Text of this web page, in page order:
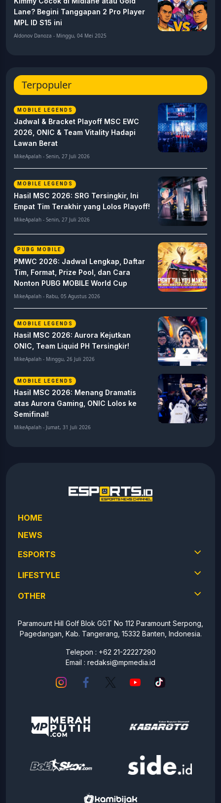
Lane? Begini Tanggapan 2 Pro Player
MPL ID S15 ini
Aldonov Danoza - Minggu, 04 Mei 2025
Terpopuler
MOBILE LEGENDS
Jadwal & Bracket Playoff MSC EWC
2026, ONIC & Team Vitality Hadapi
Lawan Berat
MikeApalah - Senin, 27 Juli 2026
MOBILE LEGENDS
Hasil MSC 2026: SRG Tersingkir, Ini
Empat Tim Terakhir yang Lolos Playoff!
MikeApalah - Senin, 27 Juli 2026
PUBG MOBILE
PMWC 2026: Jadwal Lengkap, Daftar
Tim, Format, Prize Pool, dan Cara
Nonton PUBG MOBILE World Cup
MikeApalah - Rabu, 05 Agustus 2026
MOBILE LEGENDS
Hasil MSC 2026: Aurora Kejutkan
ONIC, Team Liquid PH Tersingkir!
MikeApalah - Minggu, 26 Juli 2026
MOBILE LEGENDS
Hasil MSC 2026: Menang Dramatis
atas Aurora Gaming, ONIC Lolos ke
Semifinal!
MikeApalah - Jumat, 31 Juli 2026
HOME
NEWS
ESPORTS
LIFESTYLE
OTHER
Paramount Hill Golf Blok GGT No 112 Paramount Serpong,
Pagedangan, Kab. Tangerang, 15332 Banten, Indonesia.
Telepon : +62 21-22227290
Email : redaksi@mpmedia.id